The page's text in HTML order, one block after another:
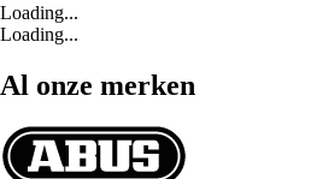
Loading...
Loading...
Al onze merken